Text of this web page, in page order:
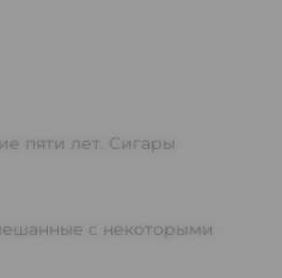
пяти лет. Сигары
с некоторыми